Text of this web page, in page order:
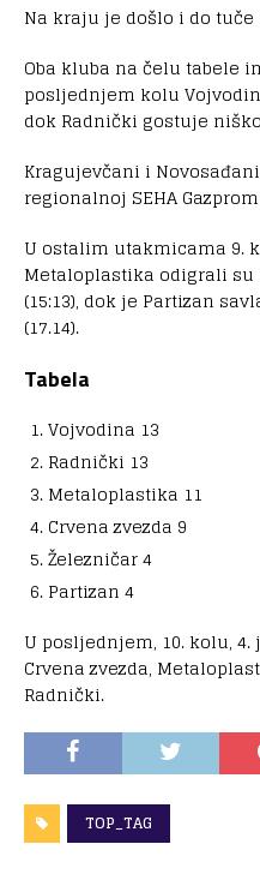
Na kraju je došlo i do
Oba kluba na čelu tabele
posljednjem kolu
dok Radnički gostuje
Kragujevčani i
regionalnoj SEHA
U ostalim utakmicama 9.
Metaloplastika odigrali su
(15:13), dok je Partizan
(17.14).
Tabela
Vojvodina 13
Radnički 13
Metaloplastika 11
Crvena zvezda 9
Železničar 4
Partizan 4
U posljednjem, 10. kolu,
Crvena zvezda,
Radnički.
TOP_TAG